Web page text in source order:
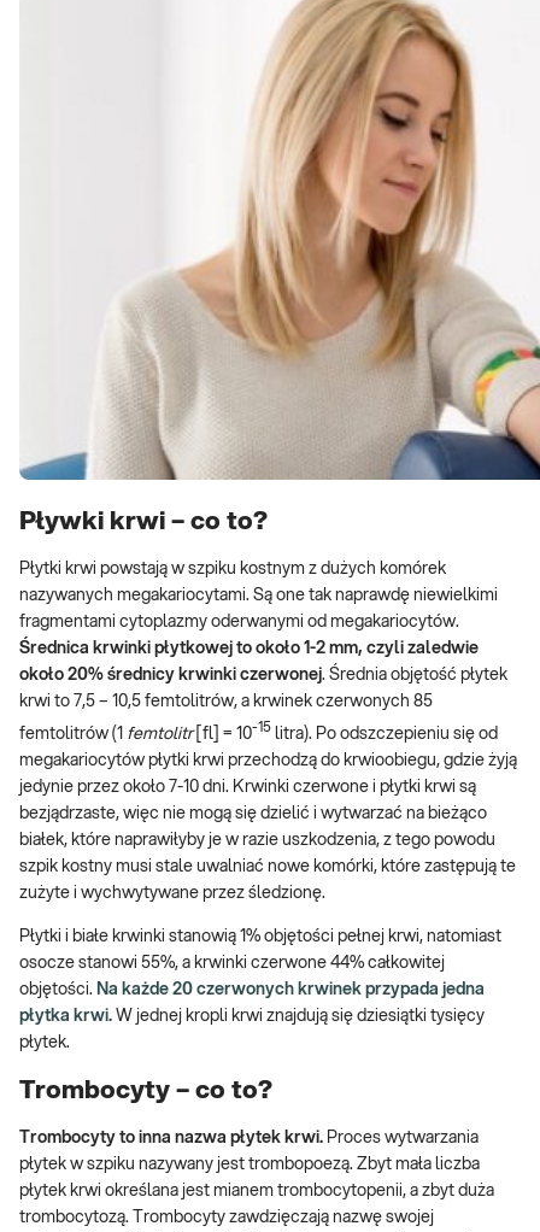
Pływki krwi – co to?
Płytki krwi powstają w szpiku kostnym z dużych komórek
nazywanych megakariocytami. Są one tak naprawdę niewielkimi
fragmentami cytoplazmy oderwanymi od megakariocytów.
Średnica krwinki płytkowej to około 1-2 mm, czyli zaledwie
około 20% średnicy krwinki czerwonej. Średnia objętość płytek
krwi to 7,5 – 10,5 femtolitrów, a krwinek czerwonych 85
femtolitrów (1 femtolitr[fl] = 10-15 litra). Po odszczepieniu się od
megakariocytów płytki krwi przechodzą do krwioobiegu, gdzie żyją
jedynie przez około 7-10 dni. Krwinki czerwone i płytki krwi są
bezjądrzaste, więc nie mogą się dzielić i wytwarzać na bieżąco
białek, które naprawiłyby je w razie uszkodzenia, z tego powodu
szpik kostny musi stale uwalniać nowe komórki, które zastępują te
zużyte i wychwytywane przez śledzionę.
Płytki i białe krwinki stanowią 1% objętości pełnej krwi, natomiast
osocze stanowi 55%, a krwinki czerwone 44% całkowitej
objętości. Na każde 20 czerwonych krwinek przypada jedna
płytka krwi. W jednej kropli krwi znajdują się dziesiątki tysięcy
płytek.
Trombocyty – co to?
Trombocyty to inna nazwa płytek krwi. Proces wytwarzania
płytek w szpiku nazywany jest trombopoezą. Zbyt mała liczba
płytek krwi określana jest mianem trombocytopenii, a zbyt duża
trombocytozą. Trombocyty zawdzięczają nazwę swojej